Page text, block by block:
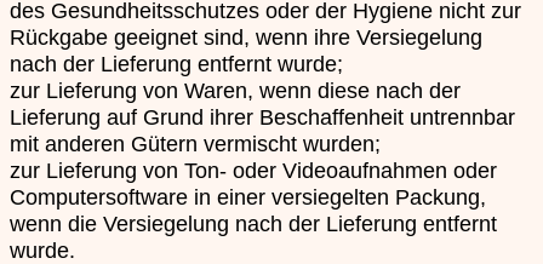
des Gesundheitsschutzes oder der Hygiene nicht zur
Rückgabe geeignet sind, wenn ihre Versiegelung
nach der Lieferung entfernt wurde;
zur Lieferung von Waren, wenn diese nach der
Lieferung auf Grund ihrer Beschaffenheit untrennbar
mit anderen Gütern vermischt wurden;
zur Lieferung von Ton- oder Videoaufnahmen oder
Computersoftware in einer versiegelten Packung,
wenn die Versiegelung nach der Lieferung entfernt
wurde.